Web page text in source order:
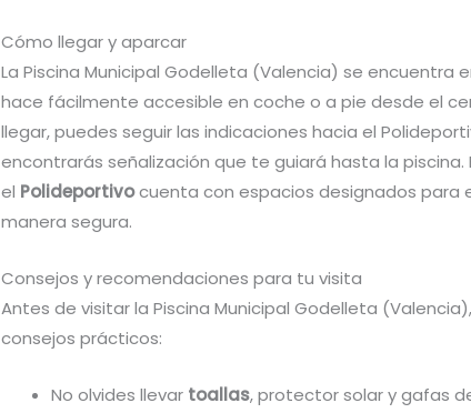
Cómo llegar y aparcar
La Piscina Municipal Godelleta (Valencia) se encuentra
hace fácilmente accesible en coche o a pie desde el
llegar, puedes seguir las indicaciones hacia el
encontrarás señalización que te guiará hasta la
el Polideportivocuenta con espacios designados para
manera segura.
Consejos y recomendaciones para tu visita
Antes de visitar la Piscina Municipal Godelleta
consejos prácticos:
No olvides llevar toallas, protector solar y gafas